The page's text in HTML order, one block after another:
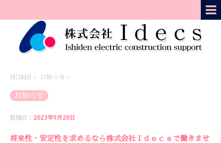
HOME > お知らせ >
お知らせ
投稿日： 2023年9月20日
将来性・安定性を求めるなら株式会社Ｉｄｅｃｓで働きませ